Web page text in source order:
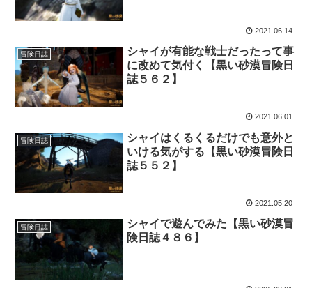
2021.06.14
冒険日誌
シャイが有能な戦士だったって事
に改めて気付く【黒い砂漠冒険日
誌５６２】
2021.06.01
冒険日誌
シャイはくるくるだけでも意外と
いける気がする【黒い砂漠冒険日
誌５５２】
2021.05.20
冒険日誌
シャイで遊んでみた【黒い砂漠冒
険日誌４８６】